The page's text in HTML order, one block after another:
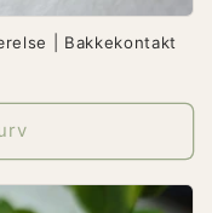
| Bakkekontakt